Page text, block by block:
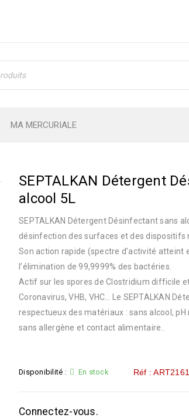
MA MERCURIALE
SEPTALKAN Détergent
alcool 5L
SEPTALKAN Détergent Désinfectant sans
désinfection des surfaces et des dispositifs
Son action rapide (spectre d’activité
l’élimination de 99,9999% des bactéries.
Actif sur les spores de Clostridium difficile
Coronavirus, VHB, VHC… Le SEPTALKAN
respectueux des matériaux : sans alcool,
sans allergène et contact alimentaire..
Disponibilité : En stock Réf : ART2161
Connectez-vous.